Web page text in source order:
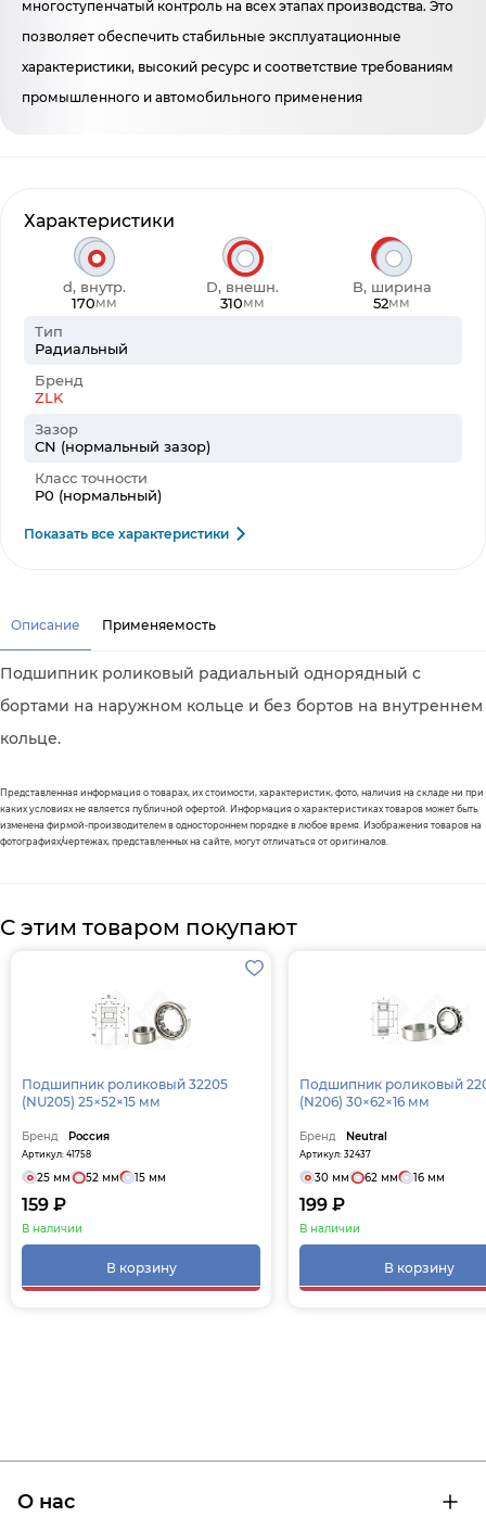
Характеристики
d, внутр.
170мм
D, внешн.
310мм
B, ширина
52мм
Тип
Радиальный
Бренд
ZLK
Зазор
CN (нормальный зазор)
Класс точности
P0 (нормальный)
Показать все характеристики
Описание Применяемость
Подшипник роликовый радиальный однорядный с
бортами на наружном кольце и без бортов на внутреннем
кольце.
Представленная информация о товарах, их стоимости, характеристик, фото, наличия на складе ни при
каких условиях не является публичной офертой. Информация о характеристиках товаров может быть
изменена фирмой-производителем в одностороннем порядке в любое время. Изображения товаров на
фотографиях/чертежах, представленных на сайте, могут отличаться от оригиналов.
многоступенчатый контроль на всех этапах производства. Это
позволяет обеспечить стабильные эксплуатационные
характеристики, высокий ресурс и соответствие требованиям
промышленного и автомобильного применения
С этим товаром покупают
Подшипник роликовый 32205
(NU205) 25×52×15 мм
Бренд Россия
Артикул: 41758
25 мм 52 мм 15 мм
159 ₽
В наличии
В корзину
Подшипник роликовый
(N206) 30×62×16 мм
Бренд Neutral
Артикул: 32437
30 мм 62 мм 16 мм
199 ₽
В наличии
В корзину
О нас